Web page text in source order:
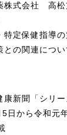
株式会社 高
特定保健指導
の関連につい
新聞「シリー
日から令和元